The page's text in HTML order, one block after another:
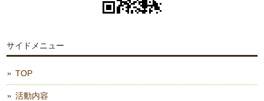
サイドメニュー
TOP
活動内容